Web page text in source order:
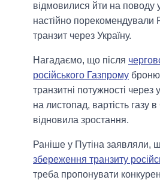
відмовилися йти на поводу
настійно порекомендували
транзит через Україну.
Нагадаємо, що після
російського Газпрому
транзитні потужності через
на листопад, вартість газу
відновила зростання.
Раніше у Путіна заявляли,
збереження транзиту
треба пропонувати